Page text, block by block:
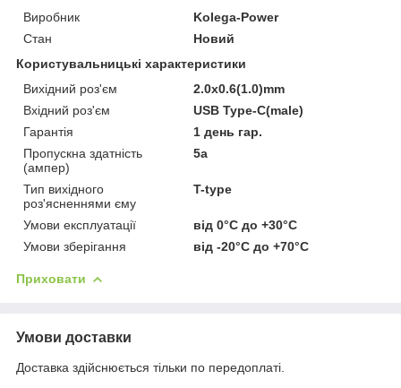
Виробник
Kolega-Power
Стан
Новий
Користувальницькі характеристики
Вихідний роз'єм
2.0x0.6(1.0)mm
Вхідний роз'єм
USB Type-C(male)
Гарантія
1 день гар.
Пропускна здатність
(ампер)
5a
Тип вихідного
роз'ясненнями єму
T-type
Умови експлуатації
від 0°C до +30°C
Умови зберігання
від -20°C до +70°C
Приховати
Умови доставки
Доставка здійснюється тільки по передоплаті.